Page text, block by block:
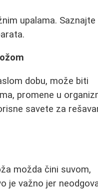
upalama. Saznajte
dobu, može biti
promene u
savete za
možda čini suvom,
je važno jer